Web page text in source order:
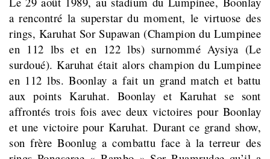
a rencontré la superstar du moment, le virtuose des
rings, Karuhat Sor Supawan (Champion du Lumpinee
en 112 lbs et en 122 lbs) surnommé Aysiya (Le
surdoué). Karuhat était alors champion du Lumpinee
en 112 lbs. Boonlay a fait un grand match et battu
aux points Karuhat. Boonlay et Karuhat se sont
affrontés trois fois avec deux victoires pour Boonlay
et une victoire pour Karuhat. Durant ce grand show,
son frère Boonlug a combattu face à la terreur des